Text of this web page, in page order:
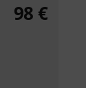
98 €